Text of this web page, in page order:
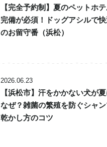
【完全予約制】夏のペットホ
完備が必須！ドッグアシルで
のお留守番（浜松）
2026.06.23
【浜松市】汗をかかない犬が
なぜ？雑菌の繁殖を防ぐシャ
乾かし方のコツ